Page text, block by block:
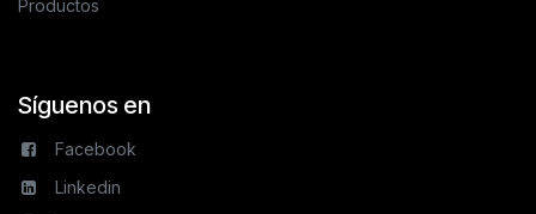
Productos
Síguenos en
Facebook
Linkedin